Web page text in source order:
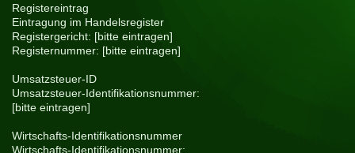
Registereintrag
Eintragung im Handelsregister
Registergericht: [bitte eintragen]
Registernummer: [bitte eintragen]
Umsatzsteuer-ID
Umsatzsteuer-Identifikationsnummer:
[bitte eintragen]
Wirtschafts-Identifikationsnummer
Wirtschafts-Identifikationsnummer: